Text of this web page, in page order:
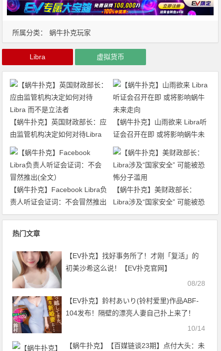
所属分类： 蜗牛扑克玩家
Libra 虚拟货币
【蜗牛扑克】英国财政部长：应
由监管机构决定如何对待Libra
而不是立法者
【蜗牛扑克】山雨欲来 Libra听
证会召开在即 或将影响蜗牛未
来走向
【蜗牛扑克】Facebook Libra负
责人听证会证词：不会冒然推出
(全文）
【蜗牛扑克】美财政部长：
Libra涉及“国家安全” 可能被恐
怖分子滥用
热门文章
【EV扑克】找好事务所了！才刚「复活」的
初美沙希这么说！【EV扑克官网】
08/28
【EV扑克】鈴村あいり(铃村爱里)作品ABF-
104发布！隔壁的漂亮人妻自己扑上来了！
10/14
【蜗牛扑克】【百媒链谈23期】点付大头：未